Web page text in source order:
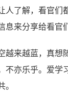
人了解，看官
来分享给看官
来越蓝，真想
亦乐乎。爱
。